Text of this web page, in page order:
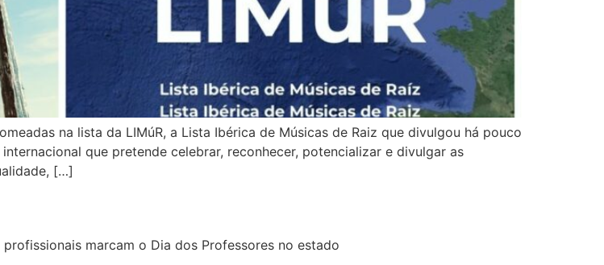
na lista da LIMúR, a Lista Ibérica de Músicas de Raiz que divulgou há pouco
que pretende celebrar, reconhecer, potencializar e divulgar as
[…]
marcam o Dia dos Professores no estado